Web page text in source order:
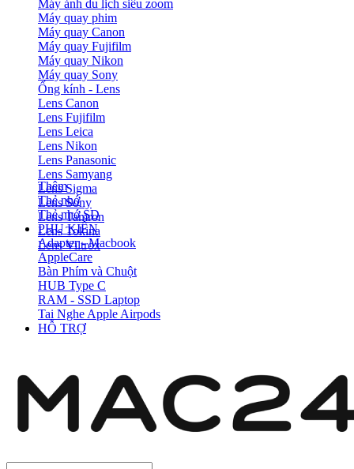
Máy ảnh du lịch siêu zoom
Máy quay phim
Máy quay Canon
Máy quay Fujifilm
Máy quay Nikon
Máy quay Sony
Ống kính - Lens
Lens Canon
Lens Fujifilm
Lens Leica
Lens Nikon
Lens Panasonic
Lens Samyang
Lens Sigma
Lens Sony
Lens Tamron
Lens Tokina
Lens Viltrox
Thêm
Thẻ nhớ
Thẻ nhớ SD
PHỤ KIỆN
Adapter - Macbook
AppleCare
Bàn Phím và Chuột
HUB Type C
RAM - SSD Laptop
Tai Nghe Apple Airpods
HỖ TRỢ